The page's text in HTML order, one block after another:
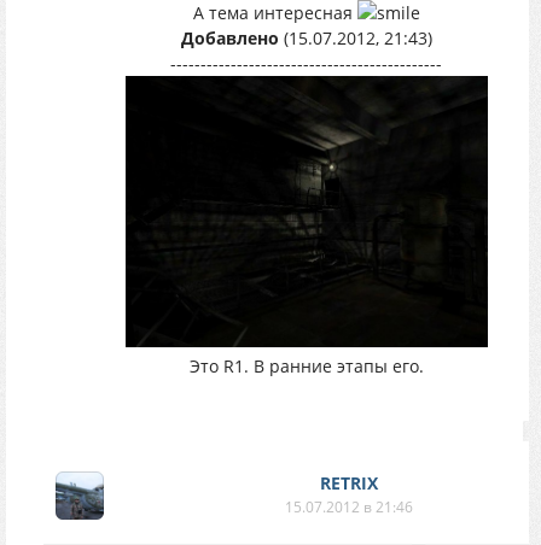
А тема интересная
Добавлено (15.07.2012, 21:43)
---------------------------------------------
Это R1. В ранние этапы его.
RETRIX
15.07.2012 в 21:46